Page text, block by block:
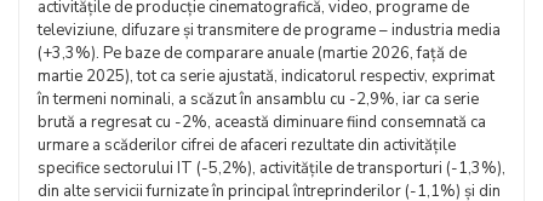
activitățile de producție cinematografică, video, programe de
televiziune, difuzare și transmitere de programe – industria media
(+3,3%). Pe baze de comparare anuale (martie 2026, față de
martie 2025), tot ca serie ajustată, indicatorul respectiv, exprimat
în termeni nominali, a scăzut în ansamblu cu -2,9%, iar ca serie
brută a regresat cu -2%, această diminuare fiind consemnată ca
urmare a scăderilor cifrei de afaceri rezultate din activitățile
specifice sectorului IT (-5,2%), activitățile de transporturi (-1,3%),
din alte servicii furnizate în principal întreprinderilor (-1,1%) și din